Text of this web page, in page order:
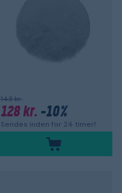
143 kr.
128 kr. -10%
Sendes inden for 24 timer!